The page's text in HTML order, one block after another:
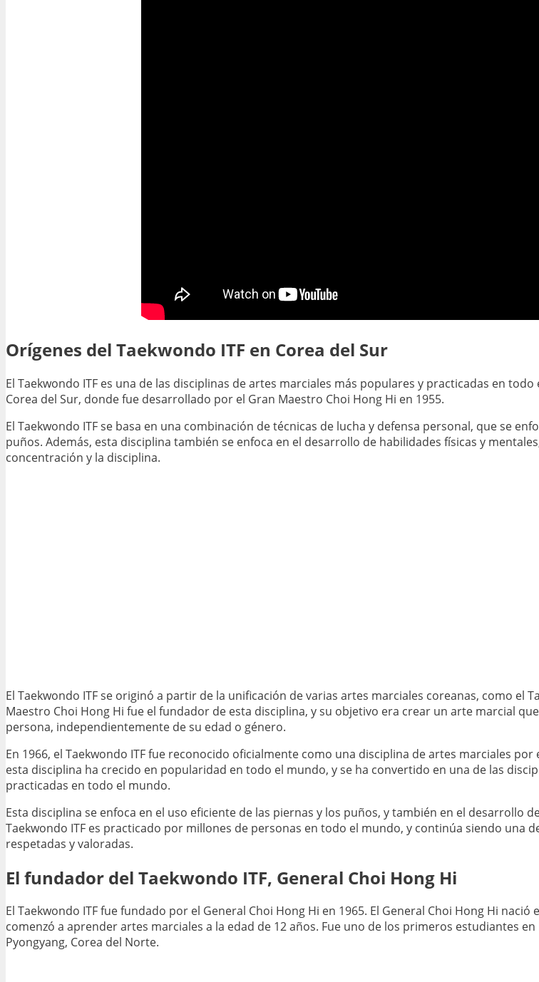
Orígenes del Taekwondo ITF en Corea del Sur
El Taekwondo ITF es una de las disciplinas de artes marciales más populares y practicadas en
Corea del Sur, donde fue desarrollado por el Gran Maestro Choi Hong Hi en 1955.
El Taekwondo ITF se basa en una combinación de técnicas de lucha y defensa personal, que se
puños. Además, esta disciplina también se enfoca en el desarrollo de habilidades físicas y
concentración y la disciplina.
El Taekwondo ITF se originó a partir de la unificación de varias artes marciales coreanas, como el
Maestro Choi Hong Hi fue el fundador de esta disciplina, y su objetivo era crear un arte marcial
persona, independientemente de su edad o género.
En 1966, el Taekwondo ITF fue reconocido oficialmente como una disciplina de artes marciales
esta disciplina ha crecido en popularidad en todo el mundo, y se ha convertido en una de las
practicadas en todo el mundo.
Esta disciplina se enfoca en el uso eficiente de las piernas y los puños, y también en el desarrollo
Taekwondo ITF es practicado por millones de personas en todo el mundo, y continúa siendo una
respetadas y valoradas.
El fundador del Taekwondo ITF, General Choi Hong Hi
El Taekwondo ITF fue fundado por el General Choi Hong Hi en 1965. El General Choi Hong Hi
comenzó a aprender artes marciales a la edad de 12 años. Fue uno de los primeros estudiantes
Pyongyang, Corea del Norte.